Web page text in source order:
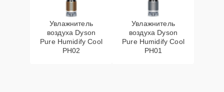
Увлажнитель
воздуха Dyson
Pure Humidify Cool
PH02
Увлажнитель
воздуха Dyson
Pure Humidify Cool
PH01